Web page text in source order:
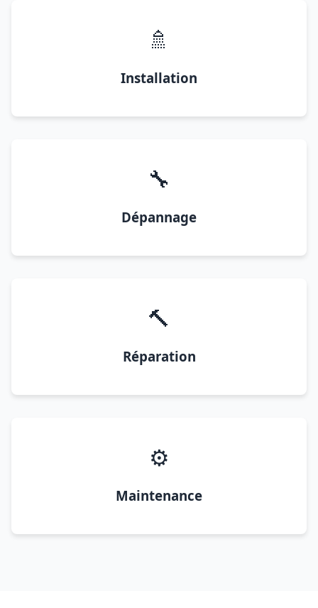
🚿
Installation
🔧
Dépannage
🔨
Réparation
⚙️
Maintenance